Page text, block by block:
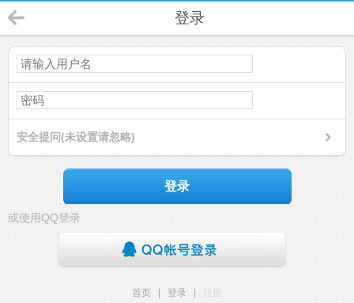
登录
安全提问(未设置请忽略)
登录
或使用QQ登录
首页 登录
注册